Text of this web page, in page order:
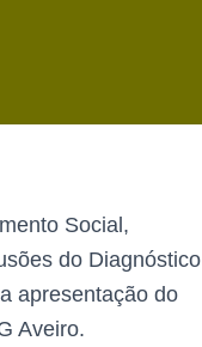
Social,
do Diagnóstico
apresentação do
Aveiro.